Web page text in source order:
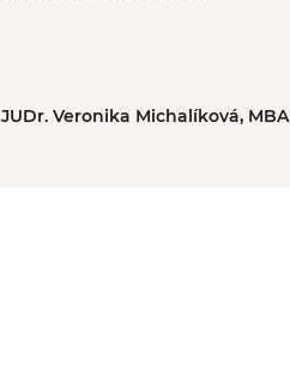
JUDr. Veronika Michalíková, MBA